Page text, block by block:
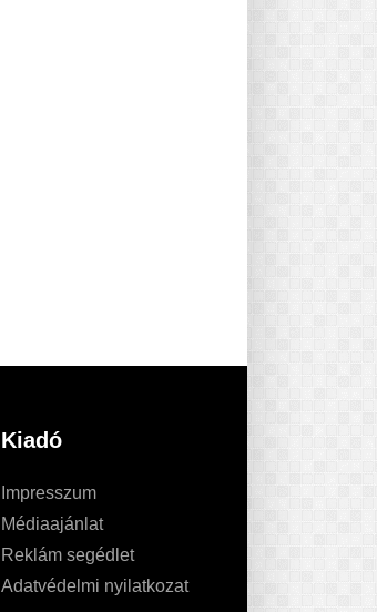
Kiadó
Impresszum
Médiaajánlat
Reklám segédlet
Adatvédelmi nyilatkozat